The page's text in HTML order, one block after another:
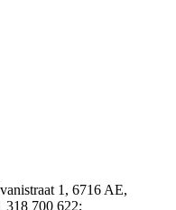
1 , 6716 AE,
318 700 622;